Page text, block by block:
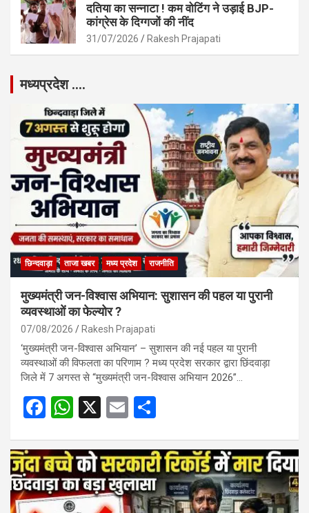
दतिया का सन्नाटा ! कम वोटिंग ने उड़ाई BJP-
कांग्रेस के दिग्गजों की नींद
31/07/2026 Rakesh Prajapati
मध्यप्रदेश ….
छिन्दवाड़ा ताजा खबर मध्य प्रदेश राजनीति
मुख्यमंत्री जन-विश्वास अभियान: सुशासन की पहल या पुरानी
व्यवस्थाओं का फेल्योर ?
07/08/2026 Rakesh Prajapati
‘मुख्यमंत्री जन-विश्वास अभियान’ – सुशासन की नई पहल या पुरानी
व्यवस्थाओं की विफलता का परिणाम ? मध्य प्रदेश सरकार द्वारा छिंदवाड़ा
जिले में 7 अगस्त से “मुख्यमंत्री जन-विश्वास अभियान 2026”…
F
ce
b
o
W
at
s
A
X
E
ail ar
e